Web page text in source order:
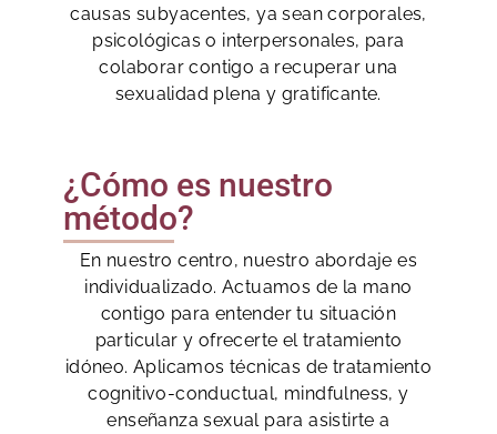
causas subyacentes, ya sean corporales,
psicológicas o interpersonales, para
colaborar contigo a recuperar una
sexualidad plena y gratificante.
¿Cómo es nuestro
método?
En nuestro centro, nuestro abordaje es
individualizado. Actuamos de la mano
contigo para entender tu situación
particular y ofrecerte el tratamiento
idóneo. Aplicamos técnicas de tratamiento
cognitivo-conductual, mindfulness, y
enseñanza sexual para asistirte a